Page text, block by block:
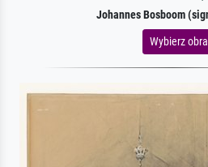
Johannes Bosboom
Wybierz